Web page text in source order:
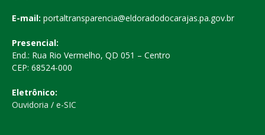
E-mail: portaltransparencia@eldoradodocarajas.pa.gov.br
Presencial:
End.: Rua Rio Vermelho, QD 051 – Centro
CEP: 68524-000
Eletrônico:
Ouvidoria / e-SIC